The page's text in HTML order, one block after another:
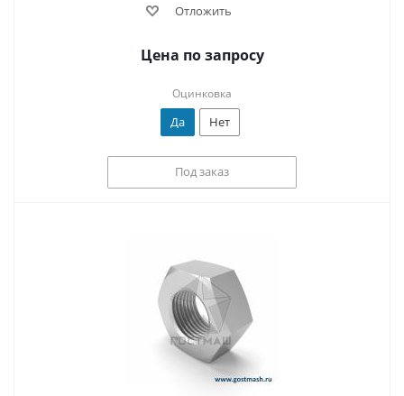
Отложить
Цена по запросу
Оцинковка
Да Нет
Под заказ